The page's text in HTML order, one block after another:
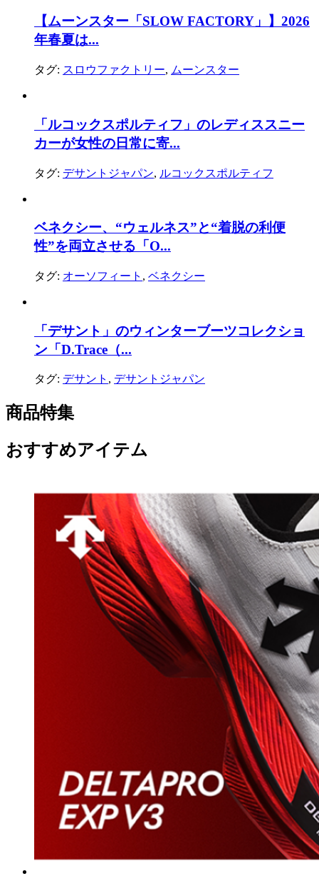
【ムーンスター「SLOW FACTORY」】2026
年春夏は...
タグ: スロウファクトリー, ムーンスター
「ルコックスポルティフ」のレディススニー
カーが女性の日常に寄...
タグ: デサントジャパン, ルコックスポルティフ
ベネクシー、“ウェルネス”と“着脱の利便
性”を両立させる「O...
タグ: オーソフィート , ベネクシー
「デサント」のウィンターブーツコレクショ
ン「D.Trace（...
タグ: デサント , デサントジャパン
商品特集
おすすめアイテム